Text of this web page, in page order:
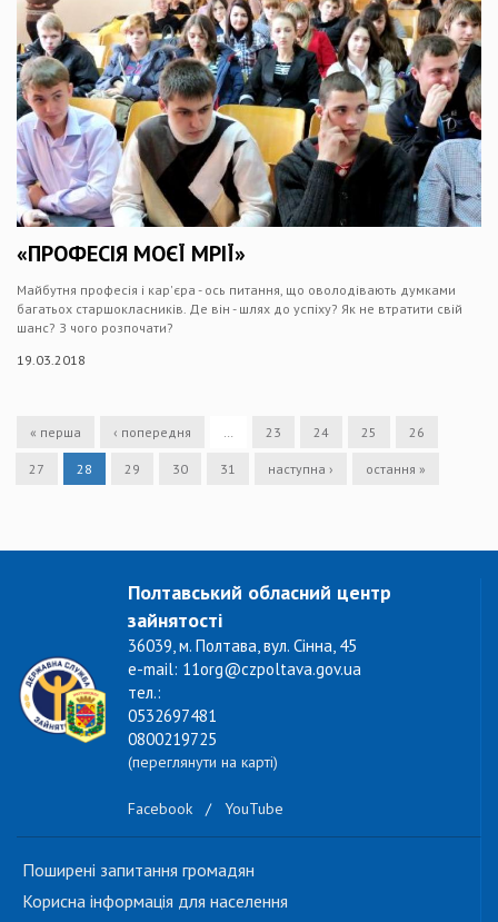
«ПРОФЕСІЯ МОЄЇ МРІЇ»
Майбутня професія і кар'єра - ось питання, що оволодівають думками
багатьох старшокласників. Де він - шлях до успіху? Як не втратити свій
шанс? З чого розпочати?
19.03.2018
« перша ‹ попередня … 23 24 25 26
27 28 29 30 31 наступна › остання »
Полтавський обласний центр
зайнятості
36039, м. Полтава, вул. Сінна, 45
e-mail: 11org@czpoltava.gov.ua
тел.:
0532697481
0800219725
(переглянути на карті)
Facebook / YouTube
Поширені запитання громадян
Корисна інформація для населення